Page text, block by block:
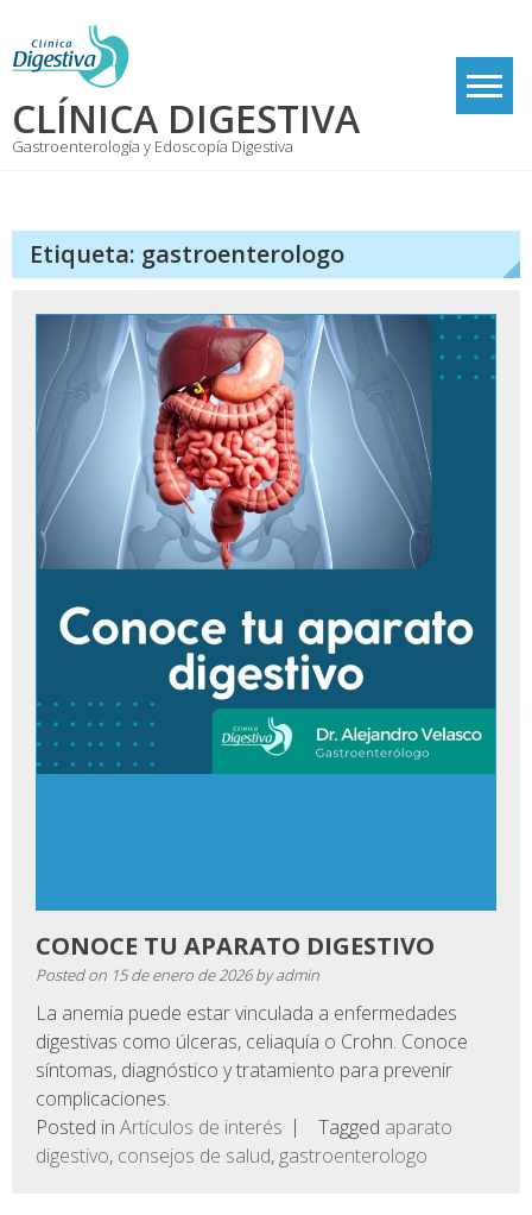
content
CLÍNICA DIGESTIVA
Gastroenterología y Edoscopía Digestiva
Etiqueta: gastroenterologo
CONOCE TU APARATO DIGESTIVO
Posted on 15 de enero de 2026byadmin
La anemia puede estar vinculada a enfermedades
digestivas como úlceras, celiaquía o Crohn. Conoce
síntomas, diagnóstico y tratamiento para prevenir
complicaciones.
Posted in Artículos de interés Tagged aparato
digestivo, consejos de salud, gastroenterologo